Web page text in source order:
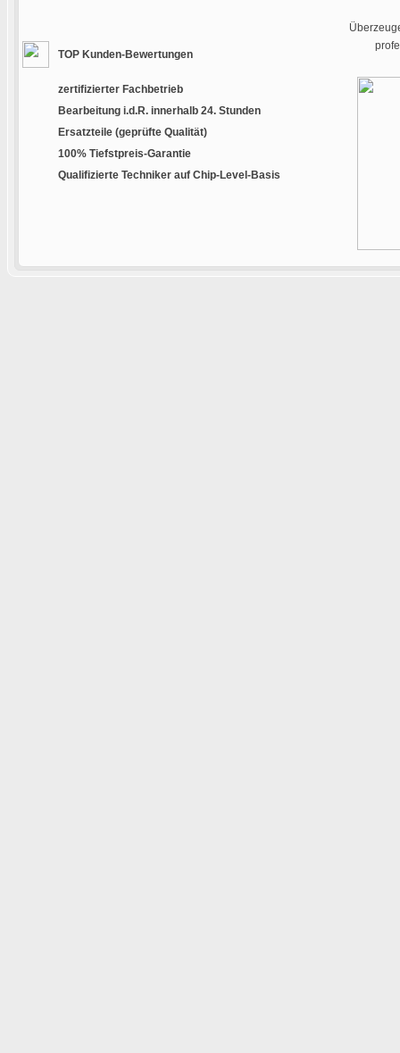
TOP Kunden-Bewertungen
zertifizierter Fachbetrieb
Bearbeitung i.d.R. innerhalb 24. Stunden
Ersatzteile (geprüfte Qualität)
100% Tiefstpreis-Garantie
Qualifizierte Techniker auf Chip-Level-Basis